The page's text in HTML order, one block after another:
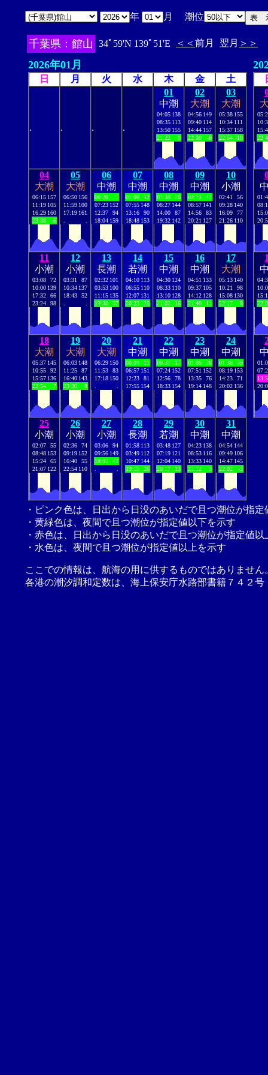
年 月 潮位
千葉県：館山 34ﾟ59'N 139ﾟ51'E ＜＜ 前月 翌月 ＞＞
2026年01月
日 月 火 水 木 金 土
. . . .
01
中潮
04:05 138
08:35 113
13:50 155
21:22
0
02
大潮
04:56 149
09:40 114
14:44 157
22:08
-8
03
大潮
05:38 155
10:34 111
15:37 158
22:54 -10
04
大潮
06:15 157
11:19 105
16:29 160
23:38
-6
05
大潮
06:50 156
11:59 100
17:19 161
06
中潮
00:20
1
07:23 152
12:37
94
18:04 159
07
中潮
01:00
12
07:55 148
13:16
90
18:48 153
08
中潮
01:38
26
08:27 144
14:00
87
19:32 142
09
中潮
02:11
41
08:57 141
14:56
83
20:21 127
10
小潮
02:41
56
09:28 140
16:09
77
21:26 110
11
小潮
03:08
72
10:00 139
17:32
66
23:24
98
12
小潮
03:31
87
10:34 137
18:43
52
13
長潮
02:32 101
03:53 100
11:15 135
19:38
37
14
若潮
04:10 113
06:55 110
12:07 131
20:23
25
15
中潮
04:30 124
08:33 110
13:10 128
21:02
16
16
中潮
04:51 133
09:37 105
14:12 128
21:40
11
17
大潮
05:13 140
10:21
98
15:08 130
22:17
8
18
大潮
05:37 145
10:55
92
15:57 136
22:54
7
19
大潮
06:03 148
11:25
87
16:40 143
23:30
8
20
大潮
06:29 150
11:53
83
17:18 150
21
中潮
00:04
11
06:57 151
12:23
81
17:55 154
22
中潮
00:37
17
07:24 152
12:56
78
18:33 154
23
中潮
01:08
26
07:51 152
13:35
76
19:14 148
24
中潮
01:38
39
08:19 153
14:23
71
20:02 136
25
小潮
02:07
55
08:48 153
15:24
65
21:07 122
26
小潮
02:36
74
09:19 152
16:40
55
22:54 110
27
小潮
03:06
94
09:56 149
18:02
42
28
長潮
01:58 113
03:49 112
10:47 144
19:15
26
29
若潮
03:48 127
07:19 121
12:04 140
20:17
13
30
中潮
04:23 138
08:53 116
13:33 140
21:12
3
31
中潮
04:54 144
09:49 106
14:47 145
22:02
-2
・ピンク色は、日出から日没のあいだで且つ潮位が指
・黄緑色は、夜間で且つ潮位が指定値以下を示す
・赤色は、日出から日没のあいだで且つ潮位が指定値以
・水色は、夜間で且つ潮位が指定値以上を示す
ここでの情報は、航海の用に供するものではありませ
各港の潮汐調和定数は、海上保安庁水路部書籍７４２